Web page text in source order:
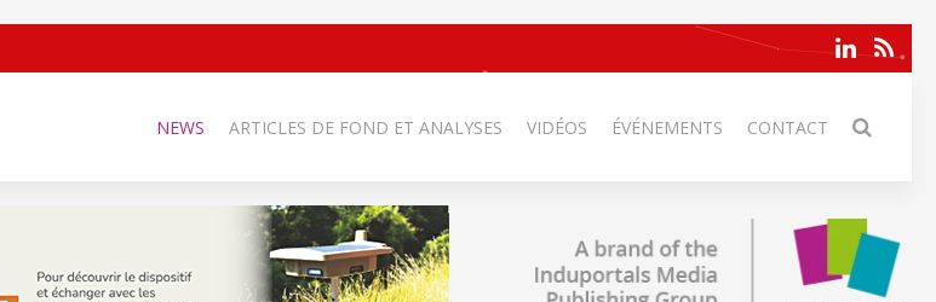
NEWS ARTICLES DE FOND ET ANALYSES VIDÉOS ÉVÉNEMENTS CONTACT